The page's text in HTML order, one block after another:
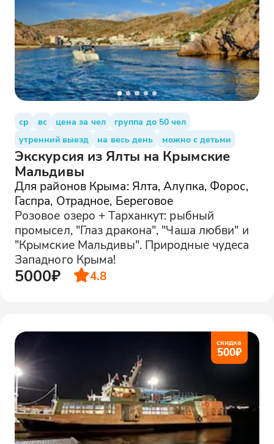
ср вс цена за чел
группа до 50 чел
утренний выезд
на весь день можно с детьми
Экскурсия из Ялты на Крымские
Мальдивы
Для районов Крыма: Ялта, Алупка, Форос,
Гаспра, Отрадное, Береговое
Розовое озеро + Тарханкут: рыбный
промысел, "Глаз дракона", "Чаша любви" и
"Крымские Мальдивы". Природные чудеса
Западного Крыма!
5000₽ 4.8
скидка
500₽